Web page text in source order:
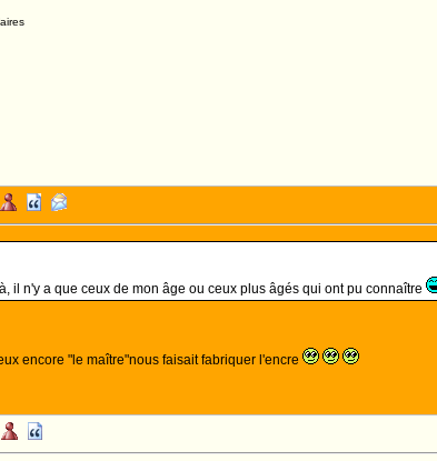
il n'y a que ceux de mon âge ou ceux plus âgés qui ont pu connaître
encore "le maître"nous faisait fabriquer l'encre